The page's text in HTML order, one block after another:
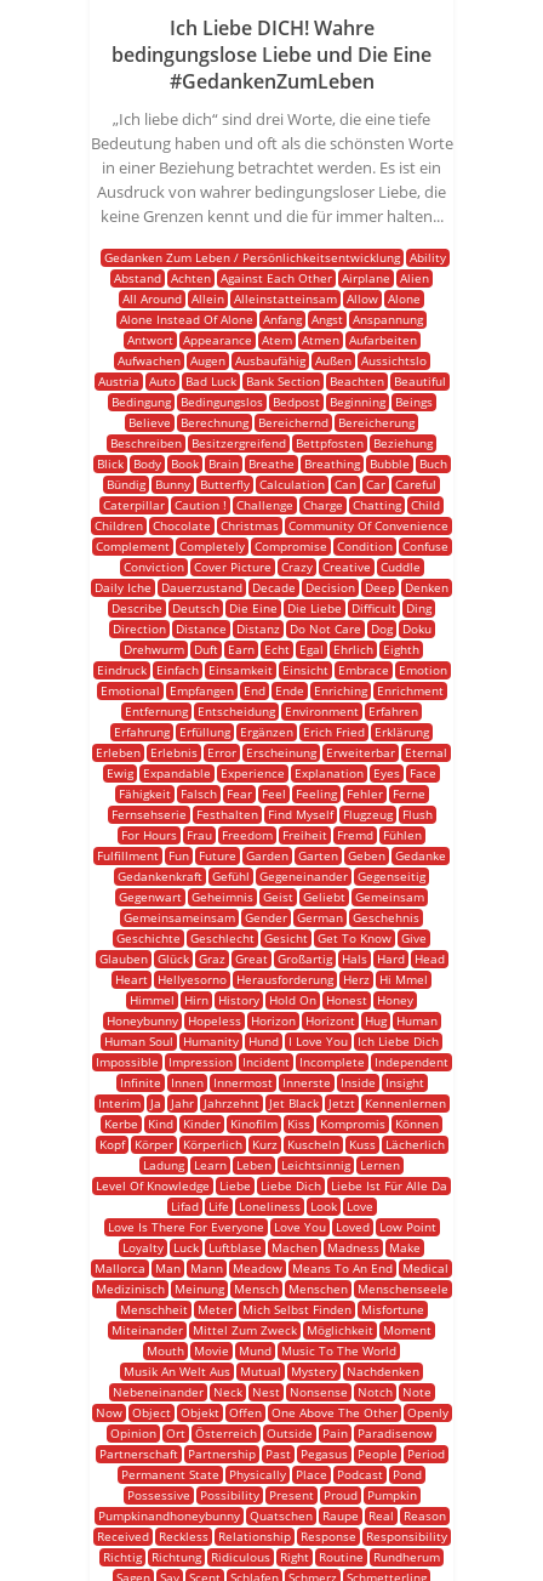
Ich Liebe DICH! Wahre
bedingungslose Liebe und Die Eine
#GedankenZumLeben
„Ich liebe dich“ sind drei Worte, die eine tiefe
Bedeutung haben und oft als die schönsten Worte
in einer Beziehung betrachtet werden. Es ist ein
Ausdruck von wahrer bedingungsloser Liebe, die
keine Grenzen kennt und die für immer halten...
Gedanken Zum Leben / Persönlichkeitsentwicklung
Ability
Abstand Achten Against Each Other Airplane
Alien
All Around Allein Alleinstatteinsam Allow Alone
Alone Instead Of Alone
Anfang Angst Anspannung
Antwort
Appearance Atem Atmen
Aufarbeiten
Aufwachen
Augen Ausbaufähig Außen
Aussichtslo
Austria
Auto Bad Luck Bank Section Beachten
Beautiful
Bedingung
Bedingungslos Bedpost Beginning
Beings
Believe
Berechnung Bereichernd
Bereicherung
Beschreiben
Besitzergreifend Bettpfosten
Beziehung
Blick
Body Book Brain Breathe Breathing Bubble
Buch
Bündig
Bunny Butterfly Calculation Can Car Careful
Caterpillar Caution ! Challenge Charge Chatting Child
Children Chocolate Christmas Community Of Convenience
Complement
Completely Compromise Condition
Confuse
Conviction
Cover Picture Crazy Creative
Cuddle
Daily Iche
Dauerzustand Decade Decision Deep
Denken
Describe
Deutsch Die Eine Die Liebe Difficult
Ding
Direction
Distance Distanz Do Not Care Dog
Doku
Drehwurm
Duft Earn Echt Egal Ehrlich
Eighth
Eindruck
Einfach Einsamkeit Einsicht Embrace
Emotion
Emotional
Empfangen End Ende Enriching
Enrichment
Entfernung
Entscheidung Environment
Erfahren
Erfahrung
Erfüllung Ergänzen Erich Fried
Erklärung
Erleben
Erlebnis Error Erscheinung Erweiterbar
Eternal
Ewig
Expandable Experience Explanation Eyes
Face
Fähigkeit
Falsch Fear Feel Feeling Fehler
Ferne
Fernsehserie
Festhalten Find Myself Flugzeug
Flush
For Hours
Frau Freedom Freiheit Fremd
Fühlen
Fulfillment
Fun Future Garden Garten Geben Gedanke
Gedankenkraft Gefühl Gegeneinander Gegenseitig
Gegenwart Geheimnis Geist Geliebt Gemeinsam
Gemeinsameinsam Gender German Geschehnis
Geschichte
Geschlecht Gesicht Get To Know Give
Glauben
Glück Graz Great Großartig Hals Hard
Head
Heart
Hellyesorno Herausforderung Herz
Hi Mmel
Himmel
Hirn History Hold On Honest
Honey
Honeybunny
Hopeless Horizon Horizont Hug
Human
Human Soul
Humanity Hund I Love You
Ich Liebe Dich
Impossible
Impression Incident Incomplete
Independent
Infinite
Innen Innermost Innerste Inside
Insight
Interim
Ja Jahr Jahrzehnt Jet Black Jetzt
Kennenlernen
Kerbe
Kind Kinder Kinofilm Kiss Kompromis
Können
Kopf
Körper Körperlich Kurz Kuscheln Kuss
Lächerlich
Ladung
Learn Leben Leichtsinnig
Lernen
Level Of Knowledge
Liebe Liebe Dich
Liebe Ist Für Alle Da
Lifad
Life Loneliness Look
Love
Love Is There For Everyone
Love You Loved
Low Point
Loyalty
Luck Luftblase Machen Madness
Make
Mallorca
Man Mann Meadow Means To An End
Medical
Medizinisch
Meinung Mensch Menschen
Menschenseele
Menschheit
Meter Mich Selbst Finden
Misfortune
Miteinander
Mittel Zum Zweck Möglichkeit
Moment
Mouth
Movie Mund
Music To The World
Musik An Welt Aus
Mutual Mystery
Nachdenken
Nebeneinander
Neck Nest Nonsense Notch
Note
Now
Object Objekt Offen One Above The Other
Openly
Opinion Ort Österreich Outside Pain
Paradisenow
Partnerschaft
Partnership Past Pegasus People
Period
Permanent State
Physically Place Podcast
Pond
Possessive
Possibility Present Proud
Pumpkin
Pumpkinandhoneybunny
Quatschen Raupe Real
Reason
Received
Reckless Relationship Response
Responsibility
Richtig
Richtung Ridiculous Right Routine
Rundherum
Sagen Say Scent Schlafen Schmerz Schmetterling